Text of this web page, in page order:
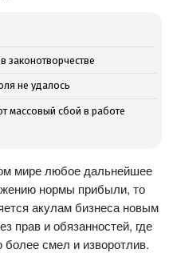
законотворчестве
не удалось
массовый сбой в работе
мире любое дальнейшее
нормы прибыли, то
акулам бизнеса новым
прав и обязанностей, где
более смел и изворотлив.